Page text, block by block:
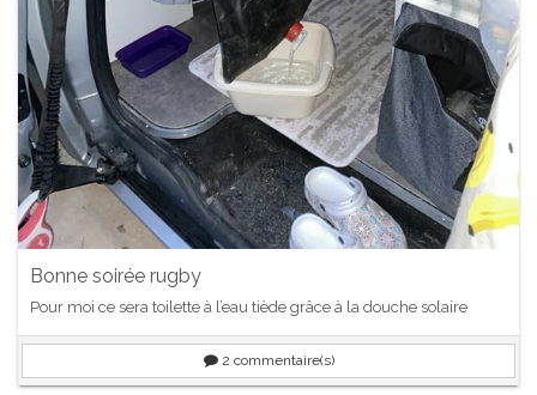
Bonne soirée rugby
Pour moi ce sera toilette à l’eau tiède grâce à la douche solaire
2 commentaire(s)